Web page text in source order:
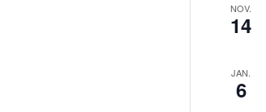
NOV.
14
JAN.
6